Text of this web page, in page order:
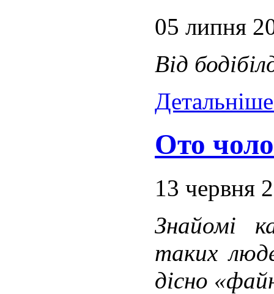
05 липня
Від
Ото
13 червня
Знайомі
таких
дісно